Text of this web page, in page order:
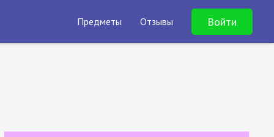
Предметы Отзывы Войти